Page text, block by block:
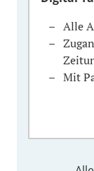
Alle
Mit